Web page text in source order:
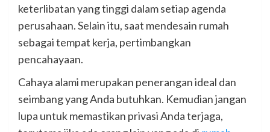
keterlibatan yang tinggi dalam setiap agenda
perusahaan. Selain itu, saat mendesain rumah
sebagai tempat kerja, pertimbangkan
pencahayaan.
Cahaya alami merupakan penerangan ideal dan
seimbang yang Anda butuhkan. Kemudian jangan
lupa untuk memastikan privasi Anda terjaga,